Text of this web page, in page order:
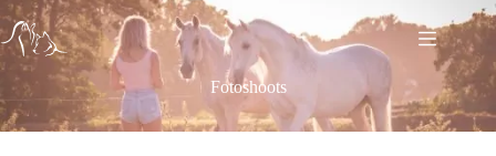
Ga
naar
de
inhoud
Fotoshoots